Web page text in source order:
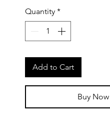
Quantity *
Add to Cart
Buy Now